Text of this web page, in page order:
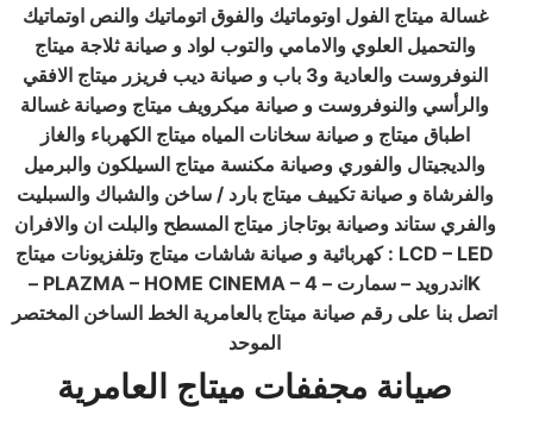
غسالة ميتاج الفول اوتوماتيك والفوق اتوماتيك والنص اوتماتيك
والتحميل العلوي والامامي والتوب لواد و صيانة ثلاجة ميتاج
النوفروست والعادية و3 باب و صيانة ديب فريزر ميتاج الافقي
والرأسي والنوفروست و صيانة ميكرويف ميتاج وصيانة غسالة
اطباق ميتاج و صيانة سخانات المياه ميتاج الكهرباء والغاز
والديجيتال والفوري وصيانة مكنسة ميتاج السيلكون والبرميل
والفرشاة و صيانة تكييف ميتاج بارد / ساخن والشباك والسبليت
والفري ستاند وصيانة بوتاجاز ميتاج المسطح والبلت ان والافران
كهربائية و صيانة شاشات ميتاج وتلفزيونات ميتاج : LCD – LED
– PLAZMA – HOME CINEMA – اندرويد – سمارت – 4K
اتصل بنا على رقم صيانة ميتاج بالعامرية الخط الساخن المختصر
الموحد
صيانة مجففات ميتاج العامرية